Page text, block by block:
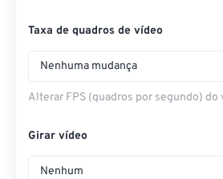
Taxa de quadros de vídeo
Nenhuma mudança
Alterar FPS (quadros por segundo) do
Girar vídeo
Nenhum